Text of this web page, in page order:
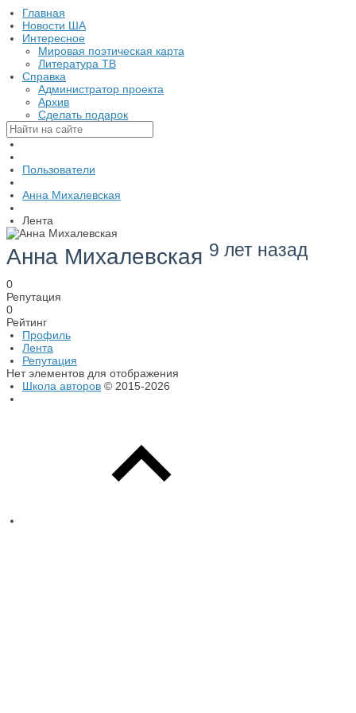
Главная
Новости ША
Интересное
Мировая поэтическая карта
Литература ТВ
Справка
Администратор проекта
Архив
Сделать подарок
Пользователи
Анна Михалевская
Лента
Анна Михалевская 9 лет назад
0
Репутация
0
Рейтинг
Профиль
Лента
Репутация
Нет элементов для отображения
Школа авторов © 2015-2026